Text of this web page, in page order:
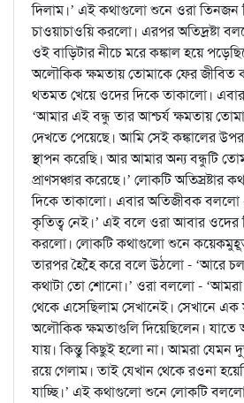
দিলাম।’ এই কথাগুলো শুনে ওরা তিনজন
চাওয়াচাওয়ি করলো। এরপর অতিদ্রষ্টা
ওই বাড়িটার নীচে মরে কঙ্কাল হয়ে
অলৌকিক ক্ষমতায় তোমাকে ফের জীবিত
থতমত খেয়ে ওদের দিকে তাকালো। এবার
‘আমার এই বন্ধু তার আশ্চর্য ক্ষমতায়
দেখতে পেয়েছে। আমি সেই কঙ্কালের উপর
স্থাপন করেছি। আর আমার অন্য বন্ধুটি
প্রাণসঞ্চার করেছে।’ লোকটি অতিস্রষ্টার
দিকে তাকালো। এবার অতিজীবক
কৃতিত্ব নেই।’ এই বলে ওরা আবার ওদের
করলো। লোকটি কথাগুলো শুনে
তারপর হৈহৈ করে বলে উঠলো - ‘আরে
কথাটা তো শোনো।’ ওরা বললো - ‘আমরা
থেকে এসেছিলাম সেখানেই। সেখানে
অলৌকিক ক্ষমতাগুলি দিয়েছিলেন। যাতে
যায়। কিন্তু কিছুই হলো না। আমরা যেমন
রয়ে গেলাম। তাই যেখান থেকে রওনা
যাচ্ছি।’ এই কথাগুলো শুনে লোকটি